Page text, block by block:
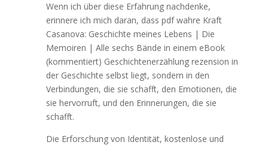
Wenn ich über diese Erfahrung nachdenke,
erinnere ich mich daran, dass pdf wahre Kraft
Casanova: Geschichte meines Lebens | Die
Memoiren | Alle sechs Bände in einem eBook
(kommentiert) Geschichtenerzählung rezension in
der Geschichte selbst liegt, sondern in den
Verbindungen, die sie schafft, den Emotionen, die
sie hervorruft, und den Erinnerungen, die sie
schafft.
Die Erforschung von Identität, kostenlose und